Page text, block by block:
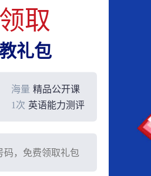
取
礼包
海量 精品公开课
1次 英语能力测评